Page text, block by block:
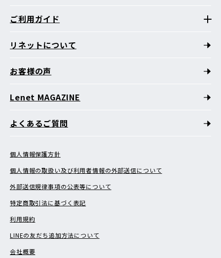
ご利用ガイド
リネットについて
お客様の声
Lenet MAGAZINE
よくあるご質問
個人情報保護方針
個人情報の取扱い及び利用者情報の外部送信について
外部送信規律事項の公表等について
特定商取引法に基づく表記
利用規約
LINEの友だち追加方法について
会社概要